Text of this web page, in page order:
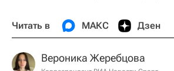
Читать в МАКС Дзен
Вероника Жеребцова